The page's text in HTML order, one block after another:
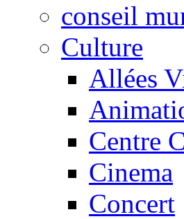
conseil
Culture
Allées
Centre
Cinema
Concert